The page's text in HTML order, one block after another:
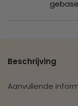
Beschrijving
Aanvullende